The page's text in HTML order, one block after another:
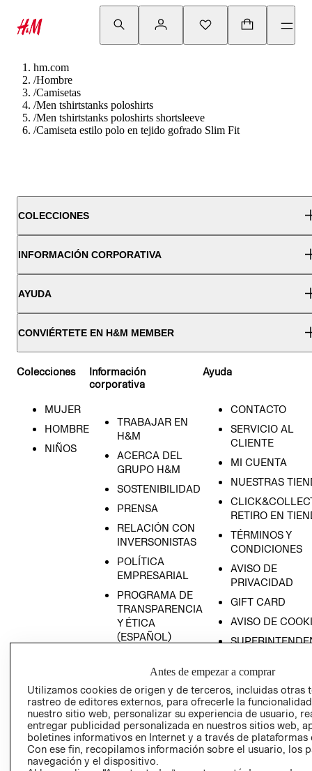
hm.com
/Hombre
/Camisetas
/Men tshirtstanks poloshirts
/Men tshirtstanks poloshirts shortsleeve
/Camiseta estilo polo en tejido gofrado Slim Fit
COLECCIONES
INFORMACIÓN CORPORATIVA
AYUDA
CONVIÉRTETE EN H&M MEMBER
Colecciones
MUJER
HOMBRE
NIÑOS
Información
corporativa
TRABAJAR EN
H&M
ACERCA DEL
GRUPO H&M
SOSTENIBILIDAD
PRENSA
RELACIÓN CON
INVERSONISTAS
POLÍTICA
EMPRESARIAL
PROGRAMA DE
TRANSPARENCIA
Y ÉTICA
(ESPAÑOL)
TRANSPARENCIA
Y ÉTICA (INGLÉS)
Ayuda
CONTACTO
SERVICIO AL
CLIENTE
MI CUENTA
NUESTRAS
RETIRO EN
TÉRMINOS Y
CONDICIONES
AVISO DE
PRIVACIDAD
GIFT CARD
AVISO DE
COMERCIO - SIC
PETICIONES
QUEJAS Y
RECLAMOS
Antes de empezar a comprar
Utilizamos cookies de origen y de terceros, incluidas otras
rastreo de editores externos, para ofrecerle la
nuestro sitio web, personalizar su experiencia de usuario,
entregar publicidad personalizada en nuestros sitios web,
boletines informativos en Internet y a través de plataformas
Con ese fin, recopilamos información sobre el usuario, los
navegación y el dispositivo.